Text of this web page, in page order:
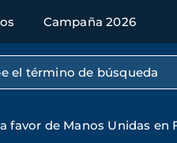
Campaña 2026
por texto completo
favor de Manos Unidas en